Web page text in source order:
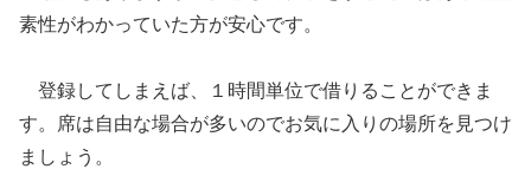
素性がわかっていた方が安心です。
登録してしまえば、１時間単位で借りることができま
す。席は自由な場合が多いのでお気に入りの場所を見つけ
ましょう。